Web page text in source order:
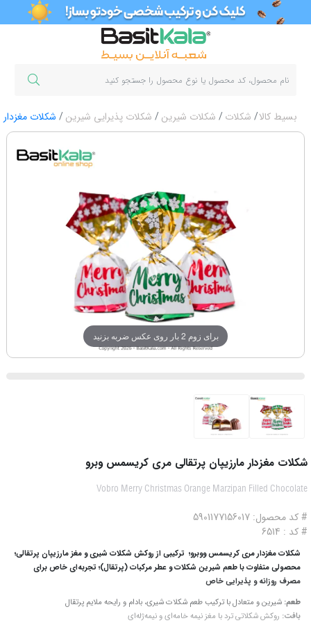
بسیط کالا شکلات شکلات شیرین شکلات پذیرایی شیرین شکلات
برای زوم 2 بار روی عکس ضربه بزنید
شکلات مغزدار مارزیپان پرتقالی مری کریسمس وبرو
Vobro Merry Christmas Orange Marzipan Filled Chocolate
# کد محصول: 5901177156017
# کد : 6514
شکلات مغزدار مری کریسمس ووبرو؛ ترکیبی از روکش شکلات شیری و مغز مارزیپان پرتقالی؛
محصولی متفاوت با طعم شیرین شکلات و عطر مرکبات (پرتقال)؛ تجربه‌ای خاص برای
مصرف روزانه و پذیرایی خاص
طعم: شیرین و متعادل با ترکیب طعم شکلات شیری، بادام و رایحه ملایم پرتقال
بافت: روکش شکلاتی ترد با مغز نیمه خامه‌ای و نیمه‌ژله‌ای